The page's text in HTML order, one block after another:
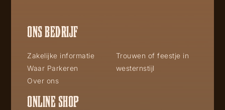
ONS BEDRIJF
Zakelijke informatie
Waar Parkeren
Over ons
Trouwen of feestje in
westernstijl
ONLINE SHOP